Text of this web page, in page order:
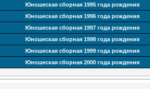
Юношеская сборная 1995 года рождения
Юношеская сборная 1996 года рождения
Юношеская сборная 1997 года рождения
Юношеская сборная 1998 года рождения
Юношеская сборная 1999 года рождения
Юношеская сборная 2000 года рождения